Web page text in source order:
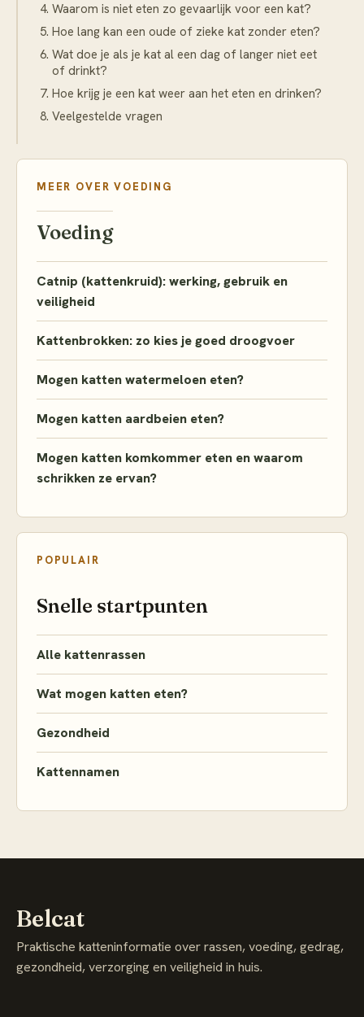
Waarom is niet eten zo gevaarlijk voor een kat?
Hoe lang kan een oude of zieke kat zonder eten?
Wat doe je als je kat al een dag of langer niet eet
of drinkt?
Hoe krijg je een kat weer aan het eten en drinken?
Veelgestelde vragen
MEER OVER VOEDING
Voeding
Catnip (kattenkruid): werking, gebruik en
veiligheid
Kattenbrokken: zo kies je goed droogvoer
Mogen katten watermeloen eten?
Mogen katten aardbeien eten?
Mogen katten komkommer eten en waarom
schrikken ze ervan?
POPULAIR
Snelle startpunten
Alle kattenrassen
Wat mogen katten eten?
Gezondheid
Kattennamen
Belcat
Praktische katteninformatie over rassen, voeding, gedrag,
gezondheid, verzorging en veiligheid in huis.